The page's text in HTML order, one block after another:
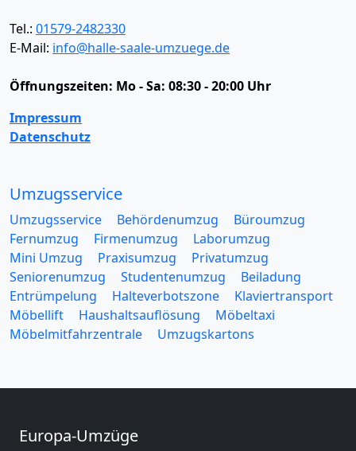
Tel.: 01579-2482330
E-Mail: info@halle-saale-umzuege.de
Öffnungszeiten: Mo - Sa: 08:30 - 20:00 Uhr
Impressum
Datenschutz
Umzugsservice
Umzugsservice Behördenumzug
Büroumzug
Fernumzug
Firmenumzug
Laborumzug
Mini Umzug
Praxisumzug
Privatumzug
Seniorenumzug
Studentenumzug
Beiladung
Entrümpelung
Halteverbotszone
Klaviertransport
Möbellift
Haushaltsauflösung
Möbeltaxi
Möbelmitfahrzentrale
Umzugskartons
Europa-Umzüge